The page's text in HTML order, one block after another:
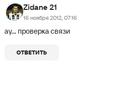
Zidane 21
16 ноября 2012, 07:16
ау... проверка связи
ОТВЕТИТЬ